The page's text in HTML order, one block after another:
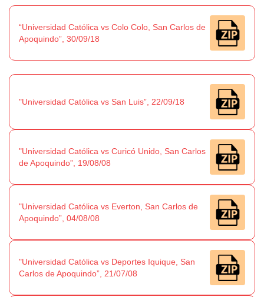
“Universidad Católica vs Colo Colo, San Carlos de
Apoquindo”, 30/09/18
"Universidad Católica vs San Luis”, 22/09/18
"Universidad Católica vs Curicó Unido, San Carlos
de Apoquindo”, 19/08/08
"Universidad Católica vs Everton, San Carlos de
Apoquindo”, 04/08/08
"Universidad Católica vs Deportes Iquique, San
Carlos de Apoquindo”, 21/07/08